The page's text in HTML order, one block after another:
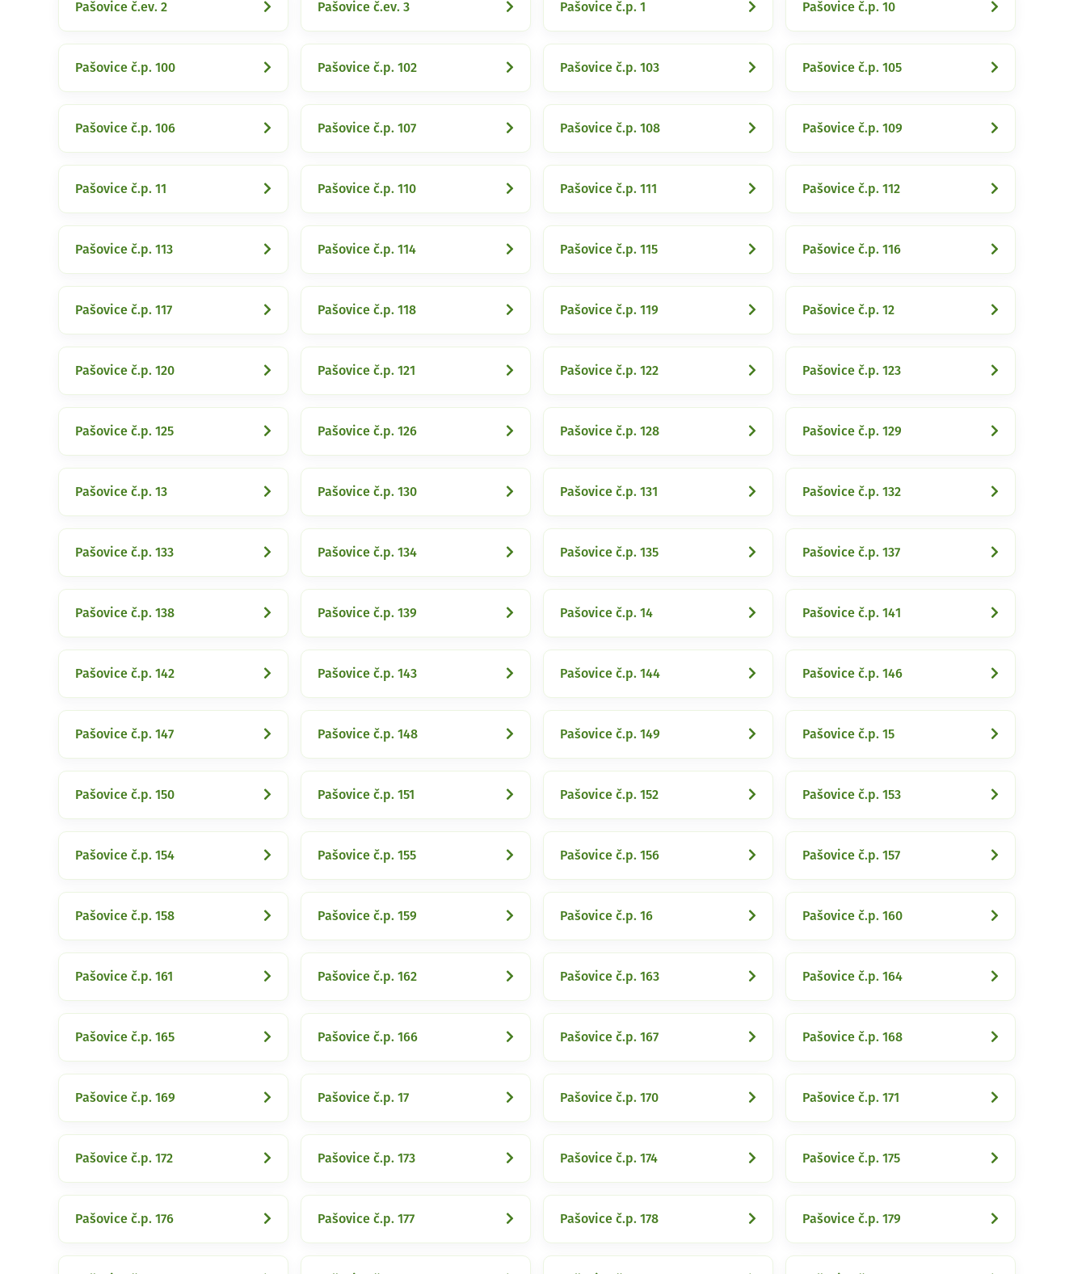
Pašovice č.ev. 2 Pašovice č.ev. 3 Pašovice č.p. 1 Pašovice č.p. 10
Pašovice č.p. 100 Pašovice č.p. 102 Pašovice č.p. 103 Pašovice č.p. 105
Pašovice č.p. 106 Pašovice č.p. 107 Pašovice č.p. 108 Pašovice č.p. 109
Pašovice č.p. 11 Pašovice č.p. 110 Pašovice č.p. 111 Pašovice č.p. 112
Pašovice č.p. 113 Pašovice č.p. 114 Pašovice č.p. 115 Pašovice č.p. 116
Pašovice č.p. 117 Pašovice č.p. 118 Pašovice č.p. 119 Pašovice č.p. 12
Pašovice č.p. 120 Pašovice č.p. 121 Pašovice č.p. 122 Pašovice č.p. 123
Pašovice č.p. 125 Pašovice č.p. 126 Pašovice č.p. 128 Pašovice č.p. 129
Pašovice č.p. 13 Pašovice č.p. 130 Pašovice č.p. 131 Pašovice č.p. 132
Pašovice č.p. 133 Pašovice č.p. 134 Pašovice č.p. 135 Pašovice č.p. 137
Pašovice č.p. 138 Pašovice č.p. 139 Pašovice č.p. 14 Pašovice č.p. 141
Pašovice č.p. 142 Pašovice č.p. 143 Pašovice č.p. 144 Pašovice č.p. 146
Pašovice č.p. 147 Pašovice č.p. 148 Pašovice č.p. 149 Pašovice č.p. 15
Pašovice č.p. 150 Pašovice č.p. 151 Pašovice č.p. 152 Pašovice č.p. 153
Pašovice č.p. 154 Pašovice č.p. 155 Pašovice č.p. 156 Pašovice č.p. 157
Pašovice č.p. 158 Pašovice č.p. 159 Pašovice č.p. 16 Pašovice č.p. 160
Pašovice č.p. 161 Pašovice č.p. 162 Pašovice č.p. 163 Pašovice č.p. 164
Pašovice č.p. 165 Pašovice č.p. 166 Pašovice č.p. 167 Pašovice č.p. 168
Pašovice č.p. 169 Pašovice č.p. 17 Pašovice č.p. 170 Pašovice č.p. 171
Pašovice č.p. 172 Pašovice č.p. 173 Pašovice č.p. 174 Pašovice č.p. 175
Pašovice č.p. 176 Pašovice č.p. 177 Pašovice č.p. 178 Pašovice č.p. 179